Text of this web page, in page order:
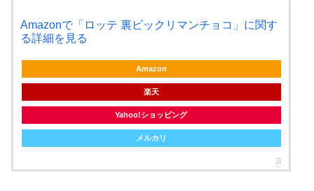
Amazonで「ロッテ 裏ビックリマンチョコ」に関す
る詳細を見る
Amazon
楽天
Yahoo!ショッピング
メルカリ